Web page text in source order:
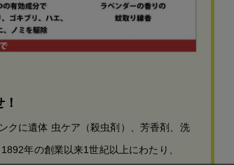
クに遺体 虫ケア（殺虫剤）、芳香剤、洗
年の創業以来1世紀以上にわたり、